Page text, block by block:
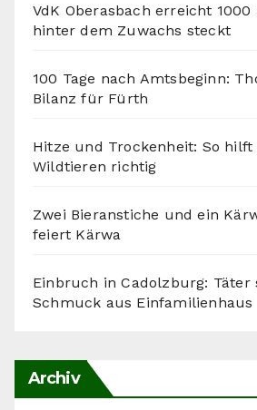
VdK Oberasbach erreicht 1000
hinter dem Zuwachs steckt
100 Tage nach Amtsbeginn:
Bilanz für Fürth
Hitze und Trockenheit: So
Wildtieren richtig
Zwei Bieranstiche und ein
feiert Kärwa
Einbruch in Cadolzburg: Täter
Schmuck aus Einfamilienhaus
Archiv